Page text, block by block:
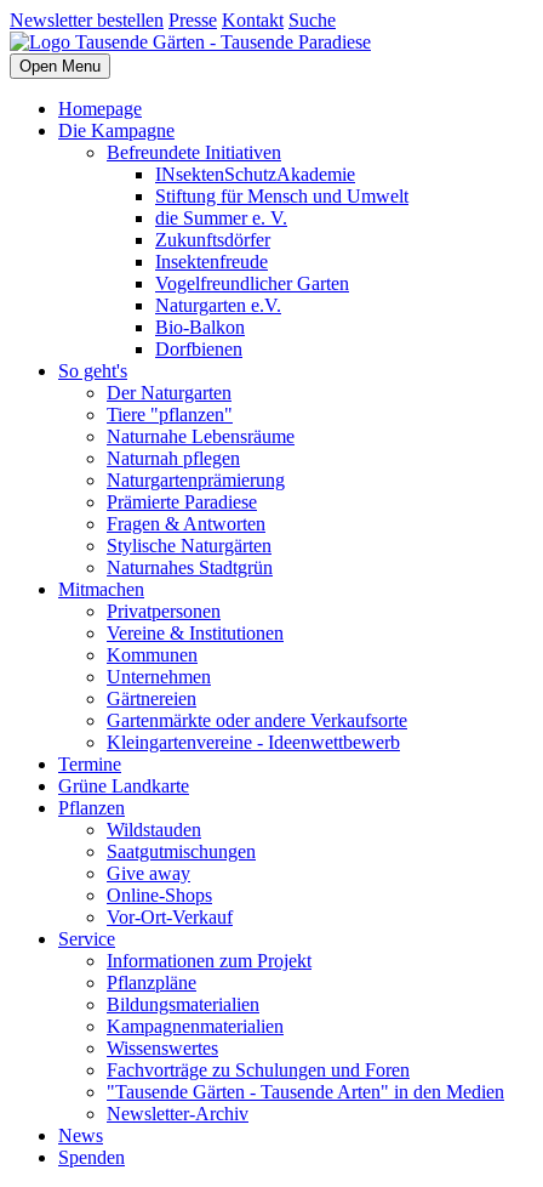
Newsletter bestellen Presse Kontakt Suche
Open Menu
Homepage
Die Kampagne
Befreundete Initiativen
INsektenSchutzAkademie
Stiftung für Mensch und Umwelt
die Summer e. V.
Zukunftsdörfer
Insektenfreude
Vogelfreundlicher Garten
Naturgarten e.V.
Bio-Balkon
Dorfbienen
So geht's
Der Naturgarten
Tiere "pflanzen"
Naturnahe Lebensräume
Naturnah pflegen
Naturgartenprämierung
Prämierte Paradiese
Fragen & Antworten
Stylische Naturgärten
Naturnahes Stadtgrün
Mitmachen
Privatpersonen
Vereine & Institutionen
Kommunen
Unternehmen
Gärtnereien
Gartenmärkte oder andere Verkaufsorte
Kleingartenvereine - Ideenwettbewerb
Termine
Grüne Landkarte
Pflanzen
Wildstauden
Saatgutmischungen
Give away
Online-Shops
Vor-Ort-Verkauf
Service
Informationen zum Projekt
Pflanzpläne
Bildungsmaterialien
Kampagnenmaterialien
Wissenswertes
Fachvorträge zu Schulungen und Foren
"Tausende Gärten - Tausende Arten" in den Medien
Newsletter-Archiv
News
Spenden